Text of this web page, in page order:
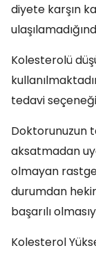
diyete karşın
Kolesterolü
tedavi
Doktorunuzun
aksatmadan
olmayan
durumdan
başarılı
Kolesterol